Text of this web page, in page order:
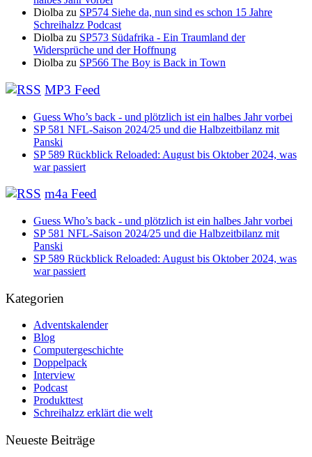
Diolba zu SP574 Siehe da, nun sind es schon 15 Jahre
Schreihalzz Podcast
Diolba zu SP573 Südafrika - Ein Traumland der
Widersprüche und der Hoffnung
Diolba zu SP566 The Boy is Back in Town
MP3 Feed
Guess Who’s back - und plötzlich ist ein halbes Jahr vorbei
SP 581 NFL-Saison 2024/25 und die Halbzeitbilanz mit
Panski
SP 589 Rückblick Reloaded: August bis Oktober 2024, was
war passiert
m4a Feed
Guess Who’s back - und plötzlich ist ein halbes Jahr vorbei
SP 581 NFL-Saison 2024/25 und die Halbzeitbilanz mit
Panski
SP 589 Rückblick Reloaded: August bis Oktober 2024, was
war passiert
Kategorien
Adventskalender
Blog
Computergeschichte
Doppelpack
Interview
Podcast
Produkttest
Schreihalzz erklärt die welt
Neueste Beiträge